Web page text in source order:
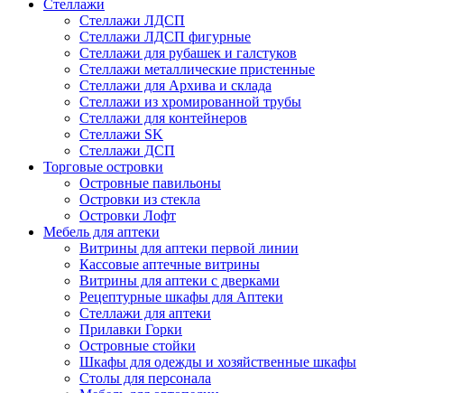
Стеллажи
Стеллажи ЛДСП
Стеллажи ЛДСП фигурные
Стеллажи для рубашек и галстуков
Стеллажи металлические пристенные
Стеллажи для Архива и склада
Стеллажи из хромированной трубы
Стеллажи для контейнеров
Стеллажи SK
Стеллажи ДСП
Торговые островки
Островные павильоны
Островки из стекла
Островки Лофт
Мебель для аптеки
Витрины для аптеки первой линии
Кассовые аптечные витрины
Витрины для аптеки с дверками
Рецептурные шкафы для Аптеки
Стеллажи для аптеки
Прилавки Горки
Островные стойки
Шкафы для одежды и хозяйственные шкафы
Столы для персонала